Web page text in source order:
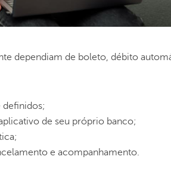
dependiam de boleto, débito
de seu próprio banco;
e acompanhamento.